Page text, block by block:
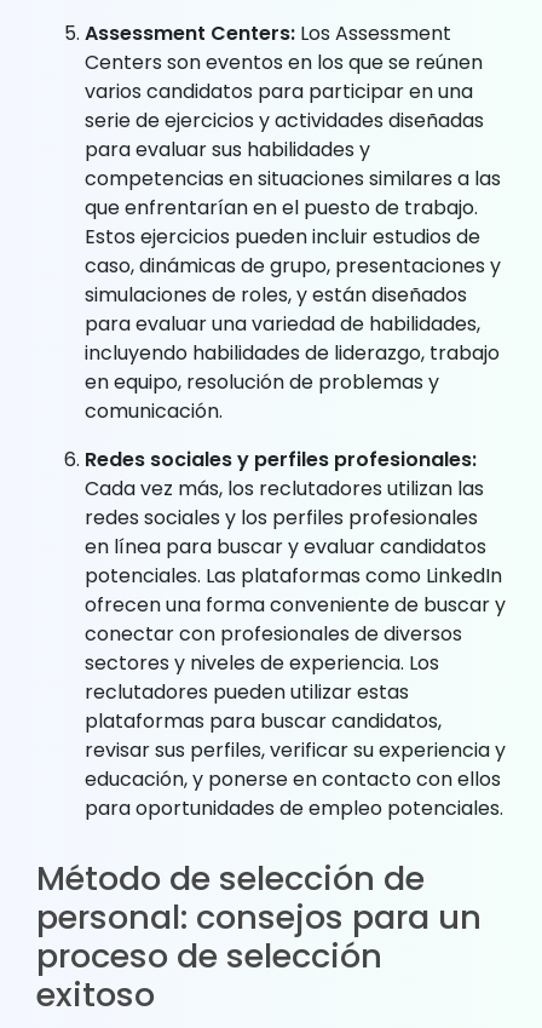
Assessment Centers: Los Assessment
Centers son eventos en los que se reúnen
varios candidatos para participar en una
serie de ejercicios y actividades diseñadas
para evaluar sus habilidades y
competencias en situaciones similares a las
que enfrentarían en el puesto de trabajo.
Estos ejercicios pueden incluir estudios de
caso, dinámicas de grupo, presentaciones y
simulaciones de roles, y están diseñados
para evaluar una variedad de habilidades,
incluyendo habilidades de liderazgo, trabajo
en equipo, resolución de problemas y
comunicación.
Redes sociales y perfiles profesionales:
Cada vez más, los reclutadores utilizan las
redes sociales y los perfiles profesionales
en línea para buscar y evaluar candidatos
potenciales. Las plataformas como LinkedIn
ofrecen una forma conveniente de buscar y
conectar con profesionales de diversos
sectores y niveles de experiencia. Los
reclutadores pueden utilizar estas
plataformas para buscar candidatos,
revisar sus perfiles, verificar su experiencia y
educación, y ponerse en contacto con ellos
para oportunidades de empleo potenciales.
Método de selección de
personal: consejos para un
proceso de selección
exitoso